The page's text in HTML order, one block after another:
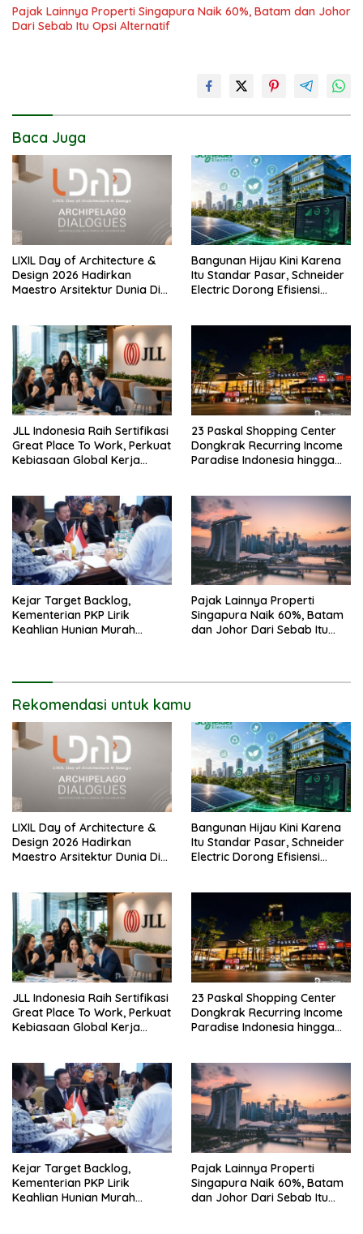
Pajak Lainnya Properti Singapura Naik 60%, Batam dan Johor
Dari Sebab Itu Opsi Alternatif
Baca Juga
LIXIL Day of Architecture &
Design 2026 Hadirkan
Maestro Arsitektur Dunia Di
Bangunan Hijau Kini Karena
Itu Standar Pasar, Schneider
Electric Dorong Efisiensi
JLL Indonesia Raih Sertifikasi
Great Place To Work, Perkuat
Kebiasaan Global Kerja
23 Paskal Shopping Center
Dongkrak Recurring Income
Paradise Indonesia hingga
Kejar Target Backlog,
Kementerian PKP Lirik
Keahlian Hunian Murah
Pajak Lainnya Properti
Singapura Naik 60%, Batam
dan Johor Dari Sebab Itu
Rekomendasi untuk kamu
LIXIL Day of Architecture &
Design 2026 Hadirkan
Maestro Arsitektur Dunia Di
Bangunan Hijau Kini Karena
Itu Standar Pasar, Schneider
Electric Dorong Efisiensi
JLL Indonesia Raih Sertifikasi
Great Place To Work, Perkuat
Kebiasaan Global Kerja
23 Paskal Shopping Center
Dongkrak Recurring Income
Paradise Indonesia hingga
Kejar Target Backlog,
Kementerian PKP Lirik
Keahlian Hunian Murah
Pajak Lainnya Properti
Singapura Naik 60%, Batam
dan Johor Dari Sebab Itu